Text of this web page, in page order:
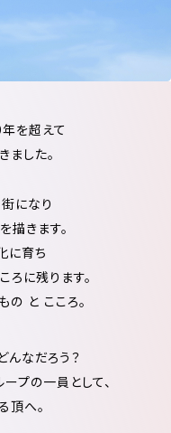
を超えて
ました。
になり
描きます。
に育ち
ろに残ります。
の と こころ。
なだろう？
プの一員として、
頂へ。